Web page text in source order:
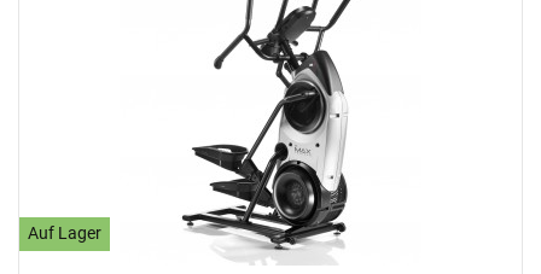
Auf Lager